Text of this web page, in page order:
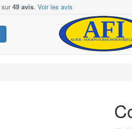
sur49 avis. Voir les avis